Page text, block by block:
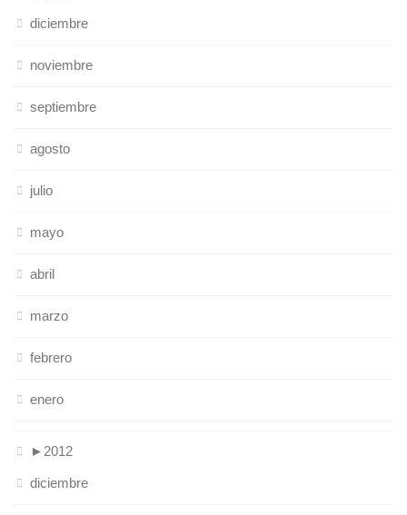
diciembre
noviembre
septiembre
agosto
julio
mayo
abril
marzo
febrero
enero
► 2012
diciembre